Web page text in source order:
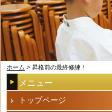
ホーム > 昇格前の最終修練！
メニュー
トップページ